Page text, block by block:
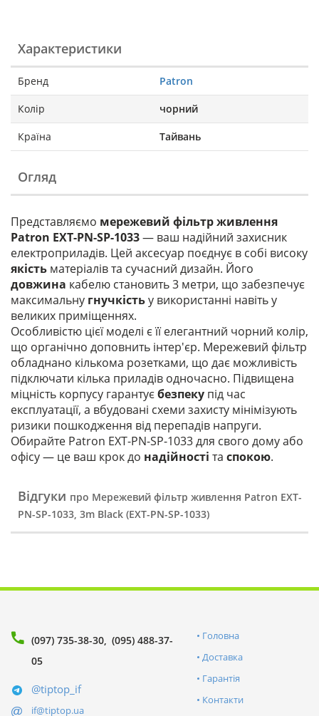
Характеристики
Бренд Patron
Колір чорний
Країна Тайвань
Огляд
Представляємо мережевий фільтр живлення
Patron EXT-PN-SP-1033— ваш надійний захисник
електроприладів. Цей аксесуар поєднує в собі високу
якість матеріалів та сучасний дизайн. Його
довжина кабелю становить 3 метри, що забезпечує
максимальну гнучкістьу використанні навіть у
великих приміщеннях.
Особливістю цієї моделі є її елегантний чорний колір,
що органічно доповнить інтер'єр. Мережевий фільтр
обладнано кількома розетками, що дає можливість
підключати кілька приладів одночасно. Підвищена
міцність корпусу гарантуєбезпеку під час
експлуатації, а вбудовані схеми захисту мінімізують
ризики пошкодження від перепадів напруги.
Обирайте Patron EXT-PN-SP-1033 для свого дому або
офісу — це ваш крок до надійності та спокою.
Відгуки про Мережевий фільтр живлення Patron EXT-
PN-SP-1033, 3m Black (EXT-PN-SP-1033)
(097) 735-38-30 (095) 488-37-
05
@tiptop_if
if@tiptop.ua
Головна
Доставка
Гарантія
Контакти